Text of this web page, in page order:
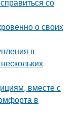
о своих
в
вместе с
в